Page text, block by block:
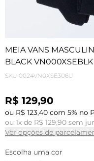
MEIA VANS
BLACK VN000XSEBLK
SKU 0024VN0XSE306U
R$ 129,90
ou R$ 123,40 com 5% no
ou 1x de R$ 129,90 sem
Ver opções de
Escolha uma cor